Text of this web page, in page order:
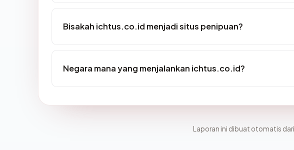
Bisakah ichtus.co.id menjadi situs penipuan?
Negara mana yang menjalankan ichtus.co.id?
Laporan ini dibuat otomatis